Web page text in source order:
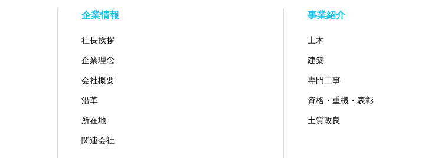
企業情報
社長挨拶
企業理念
会社概要
沿革
所在地
関連会社
事業紹介
土木
建築
専門工事
資格・重機・表彰
土質改良